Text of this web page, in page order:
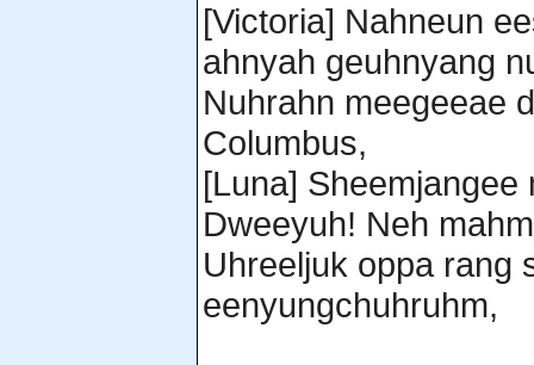
[Victoria] Nahneun
ahnyah geuhnyang
Nuhrahn meegeeae
Columbus,
[Luna]
Dweeyuh! Neh
Uhreeljuk oppa rang
eenyungchuhruhm,